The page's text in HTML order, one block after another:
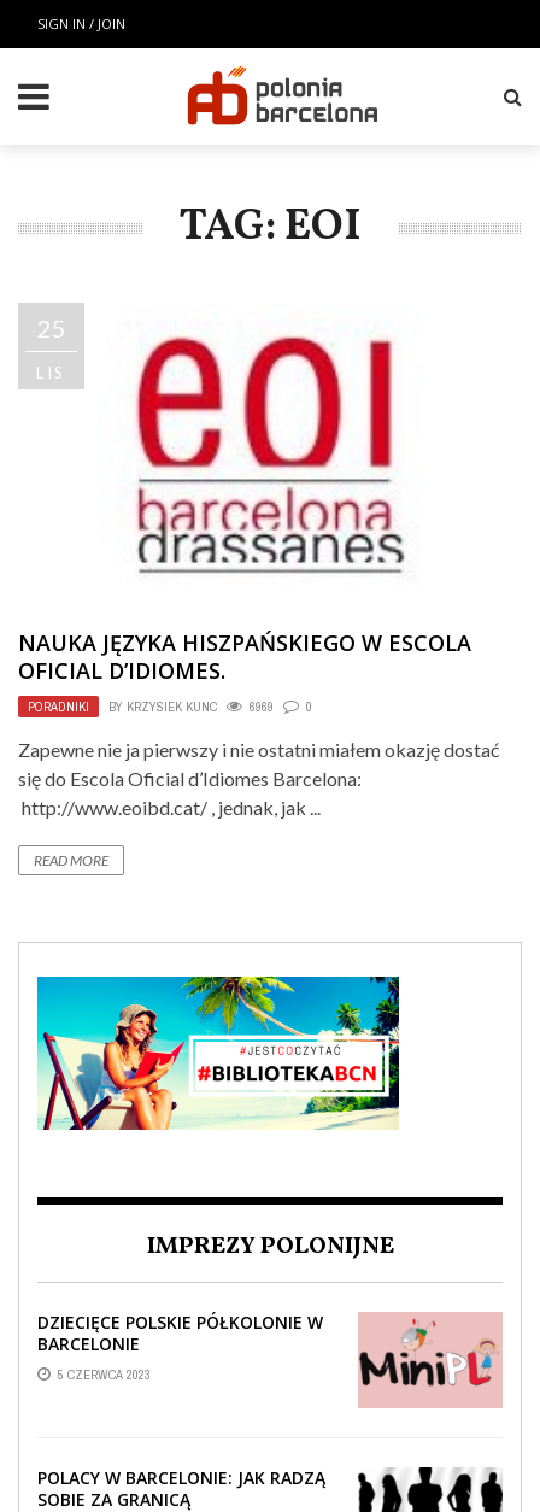
SIGN IN / JOIN
TAG: EOI
25
LIS
NAUKA JĘZYKA HISZPAŃSKIEGO W ESCOLA
OFICIAL D’IDIOMES.
PORADNIKI BY KRZYSIEK KUNC 6969 0
Zapewne nie ja pierwszy i nie ostatni miałem okazję dostać
się do Escola Oficial d’Idiomes Barcelona:
http://www.eoibd.cat/ , jednak, jak ...
READ MORE
IMPREZY POLONIJNE
DZIECIĘCE POLSKIE PÓŁKOLONIE W
BARCELONIE
5 CZERWCA 2023
POLACY W BARCELONIE: JAK RADZĄ
SOBIE ZA GRANICĄ